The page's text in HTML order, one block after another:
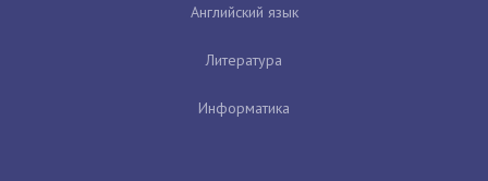
Английский язык
Литература
Информатика